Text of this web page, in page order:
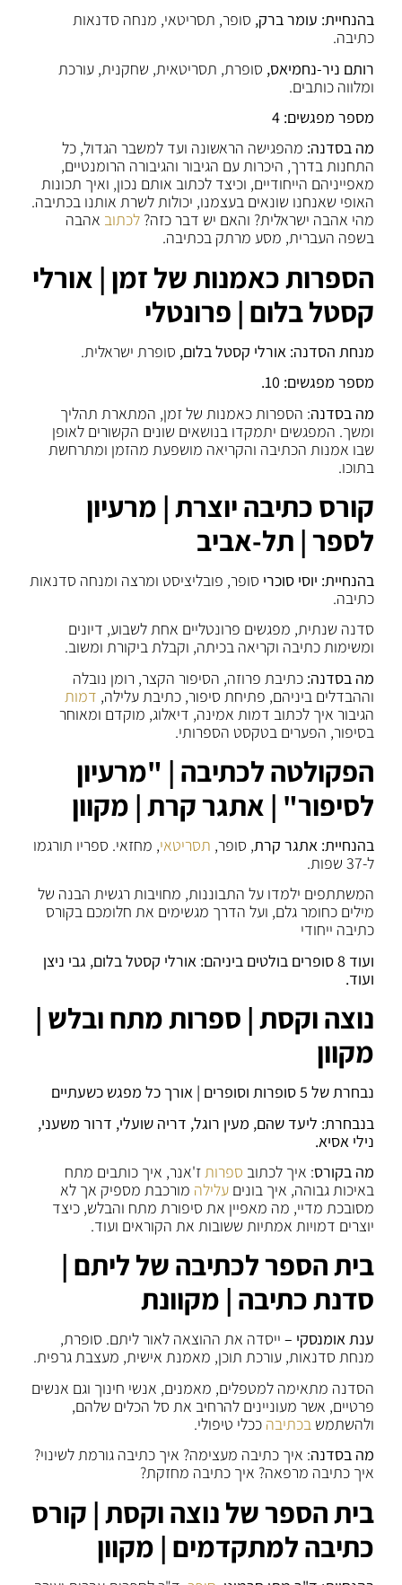
בהנחיית: עומר ברק, סופר, תסריטאי, מנחה סדנאות
כתיבה.
רותם ניר-נחמיאס, סופרת, תסריטאית, שחקנית, עורכת
ומלווה כותבים.
מספר מפגשים: 4
מה בסדנה: מהפגישה הראשונה ועד למשבר הגדול, כל
התחנות בדרך, היכרות עם הגיבור והגיבורה הרומנטיים,
מאפייניהם הייחודיים, וכיצד לכתוב אותם נכון, ואיך תכונות
האופי שאנחנו שונאים בעצמנו, יכולות לשרת אותנו בכתיבה.
מהי אהבה ישראלית? והאם יש דבר כזה?לכתוב אהבה
בשפה העברית, מסע מרתק בכתיבה.
הספרות כאמנות של זמן | אורלי
קסטל בלום | פרונטלי
מנחת הסדנה: אורלי קסטל בלום, סופרת ישראלית.
מספר מפגשים: 10.
מה בסדנה: הספרות כאמנות של זמן, המתארת תהליך
ומשך. המפגשים יתמקדו בנושאים שונים הקשורים לאופן
שבו אמנות הכתיבה והקריאה מושפעת מהזמן ומתרחשת
בתוכו.
קורס כתיבה יוצרת | מרעיון
לספר | תל-אביב
בהנחיית: יוסי סוכרי סופר, פובליציסט ומרצה ומנחה סדנאות
כתיבה.
סדנה שנתית, מפגשים פרונטליים אחת לשבוע, דיונים
ומשימות כתיבה וקריאה בכיתה, וקבלת ביקורת ומשוב.
מה בסדנה:כתיבת פרוזה, הסיפור הקצר, רומן נובלה
וההבדלים ביניהם, פתיחת סיפור, כתיבת עלילה, דמות
הגיבור איך לכתוב דמות אמינה, דיאלוג, מוקדם ומאוחר
בסיפור, הפערים בטקסט הספרותי.
הפקולטה לכתיבה | "מרעיון
לסיפור" | אתגר קרת | מקוון
בהנחיית: אתגר קרת, סופר, תסריטאי, מחזאי. ספריו תורגמו
ל-37 שפות.
המשתתפים ילמדו על התבוננות, מחויבות רגשית הבנה של
מילים כחומר גלם, ועל הדרך מגשימים את חלומכם בקורס
כתיבה ייחודי
ועוד 8 סופרים בולטים ביניהם: אורלי קסטל בלום, גבי ניצן
ועוד.
נוצה וקסת | ספרות מתח ובלש |
מקוון
נבחרת של 5 סופרות וסופרים | אורך כל מפגש כשעתיים
בנבחרת: ליעד שהם, מעין רוגל, דריה שועלי, דרור משעני,
נילי אסיא.
מה בקורס: איך לכתוב ספרותז'אנר, איך כותבים מתח
באיכות גבוהה, איך בוניםעלילה מורכבת מספיק אך לא
מסובכת מדיי, מה מאפיין את סיפורת מתח והבלש, כיצד
יוצרים דמויות אמתיות ששובות את הקוראים ועוד.
בית הספר לכתיבה של ליתם |
סדנת כתיבה | מקוונת
ענת אומנסקי – ייסדה את ההוצאה לאור ליתם. סופרת,
מנחת סדנאות, עורכת תוכן, מאמנת אישית, מעצבת גרפית.
הסדנה מתאימה למטפלים, מאמנים, אנשי חינוך וגם אנשים
פרטיים, אשר מעוניינים להרחיב את סל הכלים שלהם,
ולהשתמשבכתיבה ככלי טיפולי.
מה בסדנה: איך כתיבה מעצימה? איך כתיבה גורמת לשינוי?
איך כתיבה מרפאה? איך כתיבה מחזקת?
בית הספר של נוצה וקסת | קורס
כתיבה למתקדמים | מקוון